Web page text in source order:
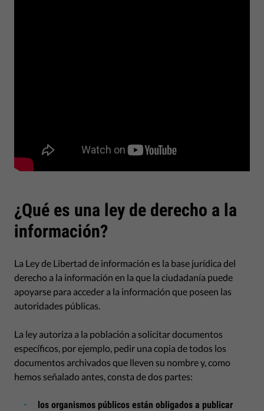
¿Qué es una ley de derecho a la
información?
La Ley de Libertad de información es la base jurídica del
derecho a la información en la que la ciudadanía puede
apoyarse para acceder a la información que poseen las
autoridades públicas.
La ley autoriza a la población a solicitar documentos
específicos, por ejemplo, pedir una copia de todos los
documentos archivados que lleven su nombre y, como
hemos señalado antes, consta de dos partes:
los organismos públicos están obligados a publicar